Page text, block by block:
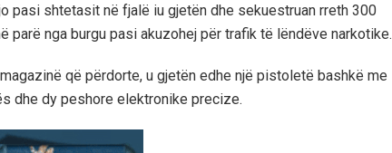
pasi shtetasit në fjalë iu gjetën dhe sekuestruan rreth 300
parë nga burgu pasi akuzohej për trafik të lëndëve narkotike.
që përdorte, u gjetën edhe një pistoletë bashkë me
dhe dy peshore elektronike precize.